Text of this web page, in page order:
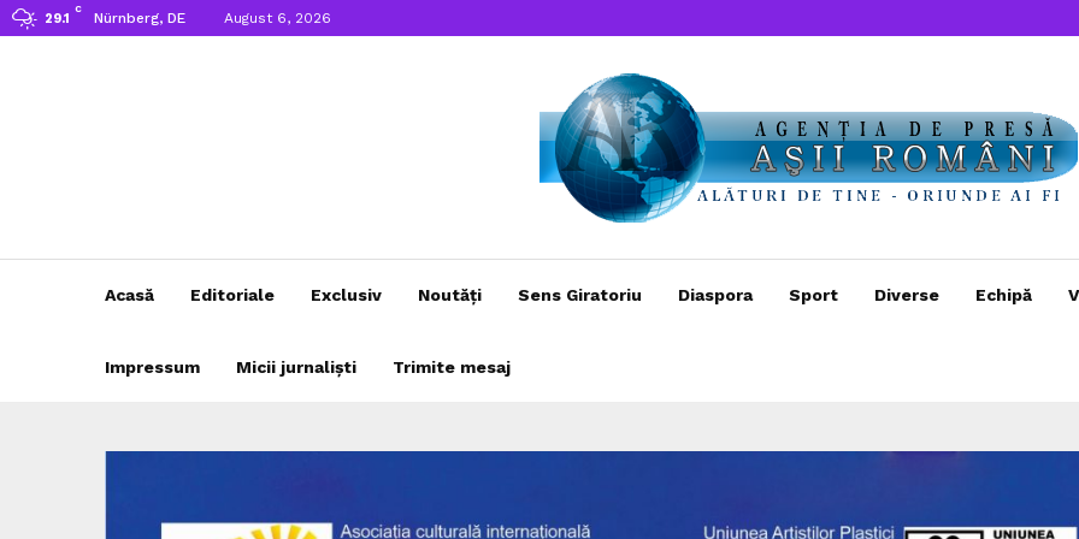
29.1
C
Nürnberg, DE August 6, 2026
Acasă Editoriale Exclusiv Noutăți Sens Giratoriu Diaspora Sport Diverse Echipă
Impressum Micii jurnaliști Trimite mesaj